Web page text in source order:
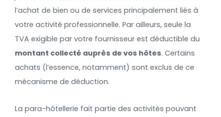
l’achat de bien ou de services principalement liés à
votre activité professionnelle. Par ailleurs, seule la
TVA exigible par votre fournisseur est déductible du
montant collecté auprès de vos hôtes. Certains
achats (l’essence, notamment) sont exclus de ce
mécanisme de déduction.
La para-hôtellerie fait partie des activités pouvant